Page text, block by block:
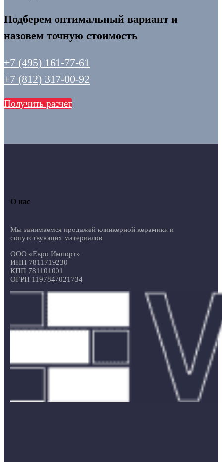
Подберем оптимальный вариант и
назовем точную стоимость
+7 (495) 161-77-61
+7 (812) 317-00-92
Получить расчет
О нас
Мы занимаемся продажей клинкерной керамики и
сопутствующих материалов
ООО «Евро Импорт»
ИНН 7811719230
КПП 781101001
ОГРН 1197847021734